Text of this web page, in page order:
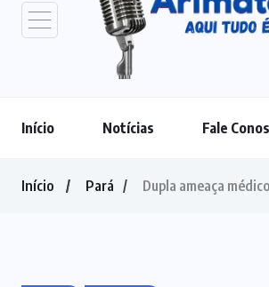
Início Notícias Fale
Início Pará Dupla ameaça